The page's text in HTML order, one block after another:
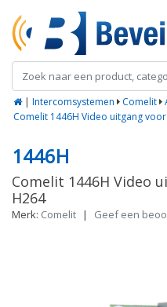
| Intercomsystemen Comelit
Comelit 1446H Video uitgang
1446H
Comelit 1446H Video
H264
Merk: Comelit | Geef een